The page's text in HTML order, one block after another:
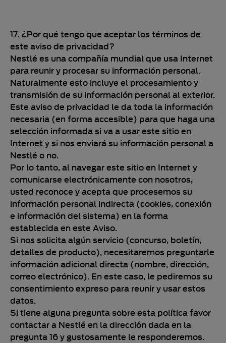
17. ¿Por qué tengo que aceptar los términos de
este aviso de privacidad?
Nestlé es una compañía mundial que usa Internet
para reunir y procesar su información personal.
Naturalmente esto incluye el procesamiento y
transmisión de su información personal al exterior.
Este aviso de privacidad le da toda la información
necesaria (en forma accesible) para que haga una
selección informada si va a usar este sitio en
Internet y si nos enviará su información personal a
Nestlé o no.
Por lo tanto, al navegar este sitio en Internet y
comunicarse electrónicamente con nosotros,
usted reconoce y acepta que procesemos su
información personal indirecta (cookies, conexión
e información del sistema) en la forma
establecida en este Aviso.
Si nos solicita algún servicio (concurso, boletín,
detalles de producto), necesitaremos preguntarle
información adicional directa (nombre, dirección,
correo electrónico). En este caso, le pediremos su
consentimiento expreso para reunir y usar estos
datos.
Si tiene alguna pregunta sobre esta política favor
contactar a Nestlé en la dirección dada en la
pregunta 16 y gustosamente le responderemos.